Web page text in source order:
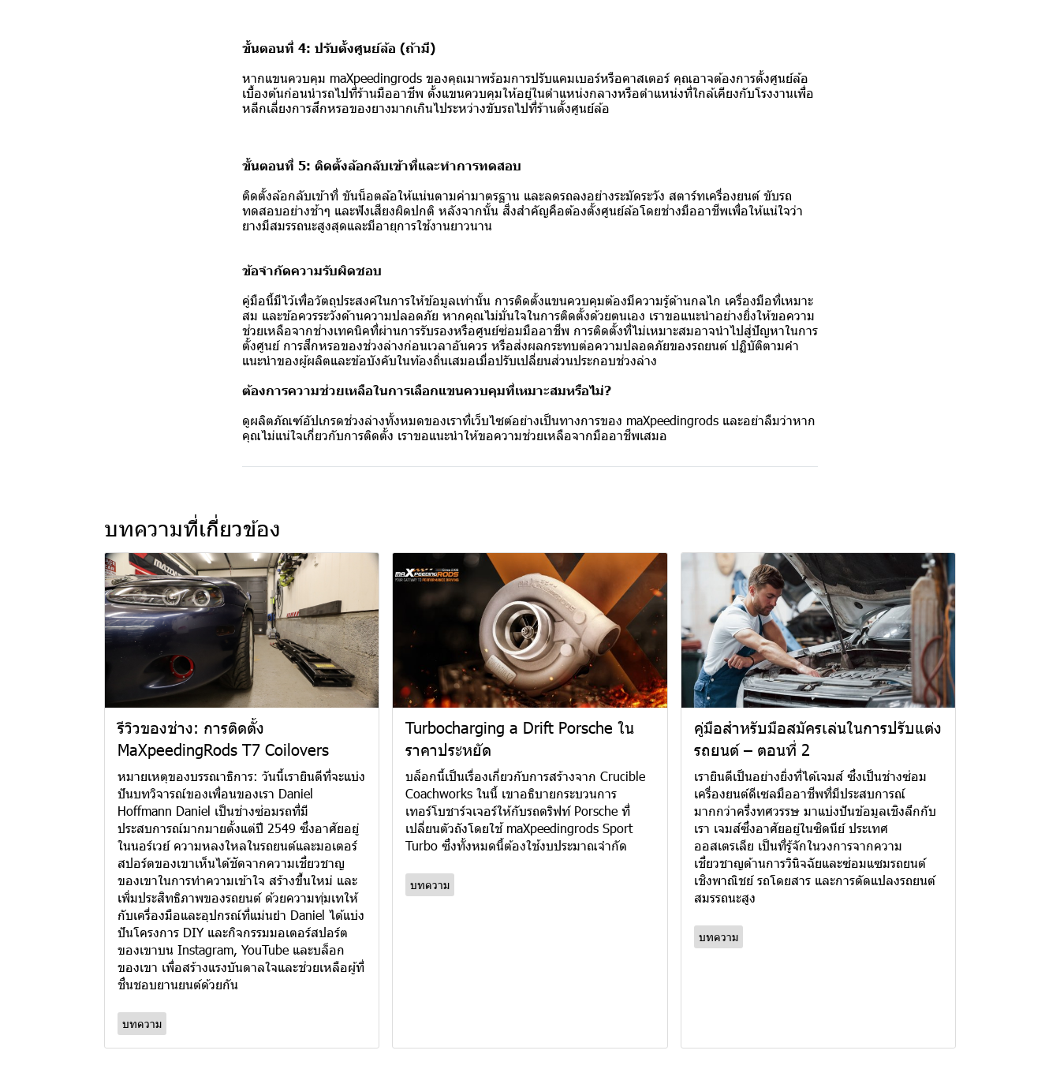
ขั้นตอนที่ 4: ปรับตั้งศูนย์ล้อ (ถ้ามี)
หากแขนควบคุม maXpeedingrods ของคุณมาพร้อมการปรับแคมเบอร์หรือคาสเตอร์ คุณอาจต้องการตั้งศูนย์ล้อ
เบื้องต้นก่อนนำรถไปที่ร้านมืออาชีพ ตั้งแขนควบคุมให้อยู่ในตำแหน่งกลางหรือตำแหน่งที่ใกล้เคียงกับโรงงานเพื่อ
หลีกเลี่ยงการสึกหรอของยางมากเกินไประหว่างขับรถไปที่ร้านตั้งศูนย์ล้อ
ขั้นตอนที่ 5: ติดตั้งล้อกลับเข้าที่และทำการทดสอบ
ติดตั้งล้อกลับเข้าที่ ขันน็อตล้อให้แน่นตามค่ามาตรฐาน และลดรถลงอย่างระมัดระวัง สตาร์ทเครื่องยนต์ ขับรถ
ทดสอบอย่างช้าๆ และฟังเสียงผิดปกติ หลังจากนั้น สิ่งสำคัญคือต้องตั้งศูนย์ล้อโดยช่างมืออาชีพเพื่อให้แน่ใจว่า
ยางมีสมรรถนะสูงสุดและมีอายุการใช้งานยาวนาน
ข้อจำกัดความรับผิดชอบ
คู่มือนี้มีไว้เพื่อวัตถุประสงค์ในการให้ข้อมูลเท่านั้น การติดตั้งแขนควบคุมต้องมีความรู้ด้านกลไก เครื่องมือที่เหมาะ
สม และข้อควรระวังด้านความปลอดภัย หากคุณไม่มั่นใจในการติดตั้งด้วยตนเอง เราขอแนะนำอย่างยิ่งให้ขอความ
ช่วยเหลือจากช่างเทคนิคที่ผ่านการรับรองหรือศูนย์ซ่อมมืออาชีพ การติดตั้งที่ไม่เหมาะสมอาจนำไปสู่ปัญหาในการ
ตั้งศูนย์ การสึกหรอของช่วงล่างก่อนเวลาอันควร หรือส่งผลกระทบต่อความปลอดภัยของรถยนต์ ปฏิบัติตามคำ
แนะนำของผู้ผลิตและข้อบังคับในท้องถิ่นเสมอเมื่อปรับเปลี่ยนส่วนประกอบช่วงล่าง
ต้องการความช่วยเหลือในการเลือกแขนควบคุมที่เหมาะสมหรือไม่?
ดูผลิตภัณฑ์อัปเกรดช่วงล่างทั้งหมดของเราที่เว็บไซต์อย่างเป็นทางการของ maXpeedingrods และอย่าลืมว่าหาก
คุณไม่แน่ใจเกี่ยวกับการติดตั้ง เราขอแนะนำให้ขอความช่วยเหลือจากมืออาชีพเสมอ
บทความที่เกี่ยวข้อง
รีวิวของช่าง: การติดตั้ง
MaXpeedingRods T7 Coilovers
หมายเหตุของบรรณาธิการ: วันนี้เรายินดีที่จะแบ่ง
ปันบทวิจารณ์ของเพื่อนของเรา Daniel
Hoffmann Daniel เป็นช่างซ่อมรถที่มี
ประสบการณ์มากมายตั้งแต่ปี 2549 ซึ่งอาศัยอยู่
ในนอร์เวย์ ความหลงใหลในรถยนต์และมอเตอร์
สปอร์ตของเขาเห็นได้ชัดจากความเชี่ยวชาญ
ของเขาในการทำความเข้าใจ สร้างขึ้นใหม่ และ
เพิ่มประสิทธิภาพของรถยนต์ ด้วยความทุ่มเทให้
กับเครื่องมือและอุปกรณ์ที่แม่นยำ Daniel ได้แบ่ง
ปันโครงการ DIY และกิจกรรมมอเตอร์สปอร์ต
ของเขาบน Instagram, YouTube และบล็อก
ของเขา เพื่อสร้างแรงบันดาลใจและช่วยเหลือผู้ที่
ชื่นชอบยานยนต์ด้วยกัน
บทความ
Turbocharging a Drift Porsche ใน
ราคาประหยัด
บล็อกนี้เป็นเรื่องเกี่ยวกับการสร้างจาก Crucible
Coachworks ในนี้ เขาอธิบายกระบวนการ
เทอร์โบชาร์จเจอร์ให้กับรถดริฟท์ Porsche ที่
เปลี่ยนตัวถังโดยใช้ maXpeedingrods Sport
Turbo ซึ่งทั้งหมดนี้ต้องใช้งบประมาณจำกัด
บทความ
คู่มือสำหรับมือสมัครเล่นในการปรับแต่ง
รถยนต์ – ตอนที่ 2
เรายินดีเป็นอย่างยิ่งที่ได้เจมส์ ซึ่งเป็นช่างซ่อม
เครื่องยนต์ดีเซลมืออาชีพที่มีประสบการณ์
มากกว่าครึ่งทศวรรษ มาแบ่งปันข้อมูลเชิงลึกกับ
เรา เจมส์ซึ่งอาศัยอยู่ในซิดนีย์ ประเทศ
ออสเตรเลีย เป็นที่รู้จักในวงการจากความ
เชี่ยวชาญด้านการวินิจฉัยและซ่อมแซมรถยนต์
เชิงพาณิชย์ รถโดยสาร และการดัดแปลงรถยนต์
สมรรถนะสูง
บทความ